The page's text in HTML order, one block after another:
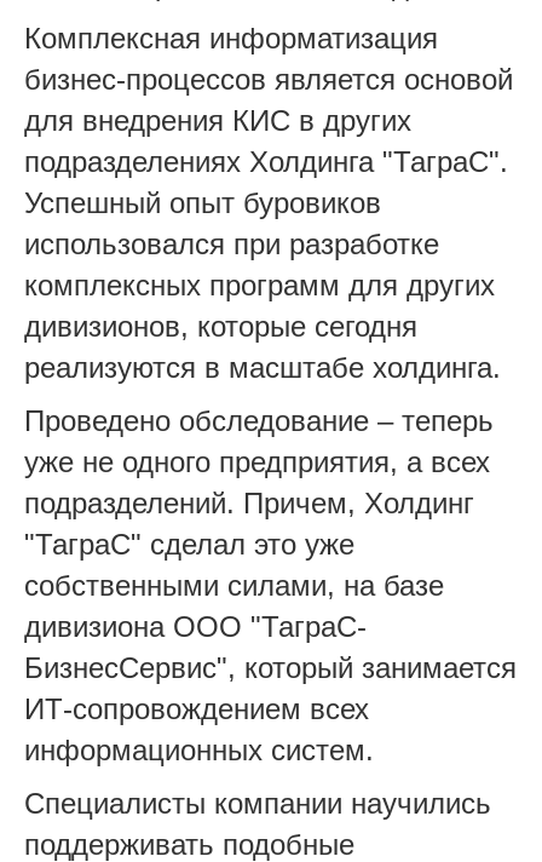
Комплексная информатизация
бизнес-процессов является основой
для внедрения КИС в других
подразделениях Холдинга "ТаграС".
Успешный опыт буровиков
использовался при разработке
комплексных программ для других
дивизионов, которые сегодня
реализуются в масштабе холдинга.
Проведено обследование – теперь
уже не одного предприятия, а всех
подразделений. Причем, Холдинг
"ТаграС" сделал это уже
собственными силами, на базе
дивизиона ООО "ТаграС-
БизнесСервис", который занимается
ИТ-сопровождением всех
информационных систем.
Специалисты компании научились
поддерживать подобные